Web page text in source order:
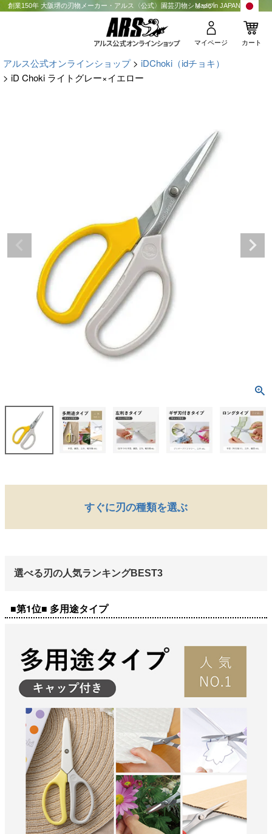
創業150年 大阪堺の刃物メーカー・アルス〈公式〉園芸刃物ショップMade in JAPAN
マイページ カート
アルス公式オンラインショップ
iDChoki（idチョキ）
iD Choki ライトグレー×イエロー
すぐに刃の種類を選ぶ
選べる刃の人気ランキングBEST3
■第1位■ 多用途タイプ